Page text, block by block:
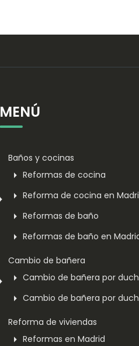
MENÚ
Baños y cocinas
Reformas de cocina
Reforma de cocina en
Reformas de baño
Reformas de baño en
Cambio de bañera
Cambio de bañera por
Cambio de bañera por
Reforma de viviendas
Reformas en Madrid